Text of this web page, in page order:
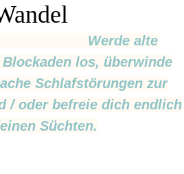
alte
los, überwinde
Schlafstörungen zur
/ oder befreie dich endlich
Süchten.